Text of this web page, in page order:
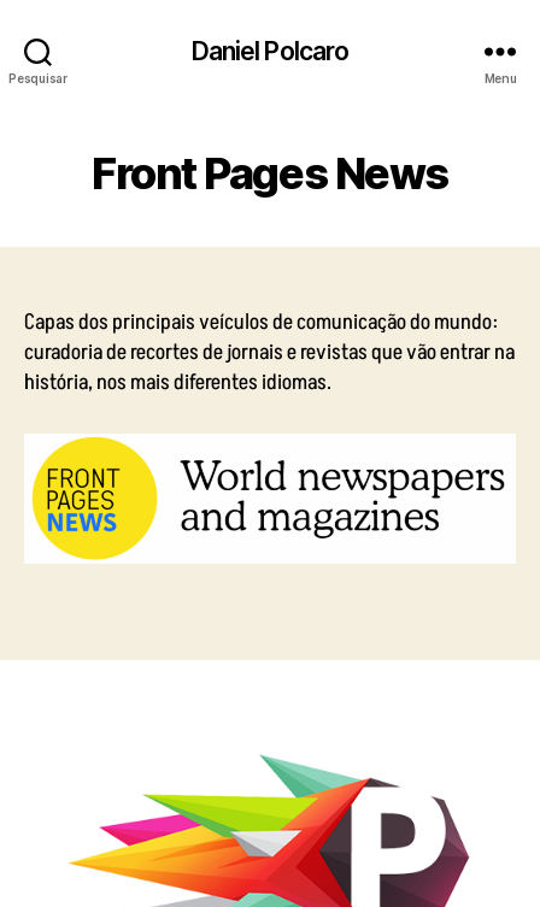
Pesquisar
Daniel Polcaro
Menu
Front Pages News
Capas dos principais veículos de comunicação do mundo:
curadoria de recortes de jornais e revistas que vão entrar na
história, nos mais diferentes idiomas.